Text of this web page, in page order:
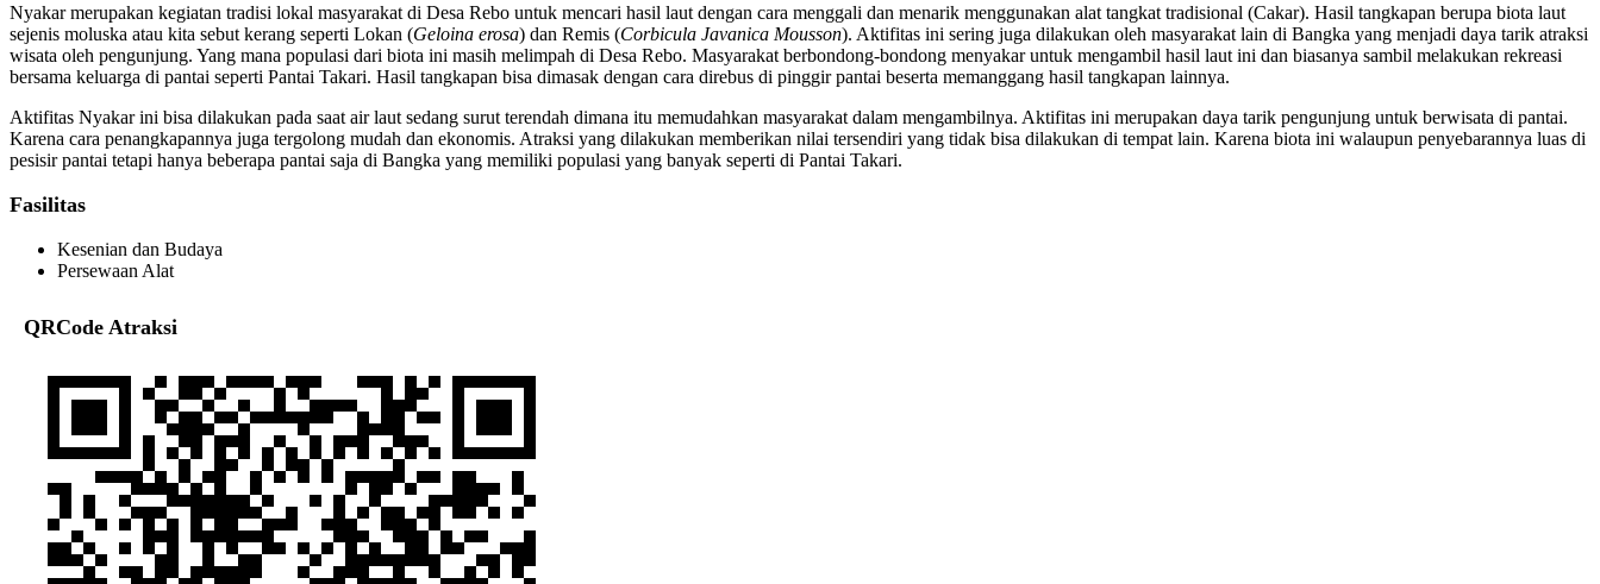
Nyakar merupakan kegiatan tradisi lokal masyarakat di Desa Rebo untuk mencari hasil laut dengan cara menggali dan menarik menggunakan alat tangkat tradisional (Cakar). Hasil tangkapan berupa biota laut
sejenis moluska atau kita sebut kerang seperti Lokan (Geloina erosa) dan Remis (Corbicula Javanica Mousson). Aktifitas ini sering juga dilakukan oleh masyarakat lain di Bangka yang menjadi daya tarik atraksi
wisata oleh pengunjung. Yang mana populasi dari biota ini masih melimpah di Desa Rebo. Masyarakat berbondong-bondong menyakar untuk mengambil hasil laut ini dan biasanya sambil melakukan rekreasi
bersama keluarga di pantai seperti Pantai Takari. Hasil tangkapan bisa dimasak dengan cara direbus di pinggir pantai beserta memanggang hasil tangkapan lainnya.
Aktifitas Nyakar ini bisa dilakukan pada saat air laut sedang surut terendah dimana itu memudahkan masyarakat dalam mengambilnya. Aktifitas ini merupakan daya tarik pengunjung untuk berwisata di pantai.
Karena cara penangkapannya juga tergolong mudah dan ekonomis. Atraksi yang dilakukan memberikan nilai tersendiri yang tidak bisa dilakukan di tempat lain. Karena biota ini walaupun penyebarannya luas di
pesisir pantai tetapi hanya beberapa pantai saja di Bangka yang memiliki populasi yang banyak seperti di Pantai Takari.
Fasilitas
Kesenian dan Budaya
Persewaan Alat
QRCode Atraksi